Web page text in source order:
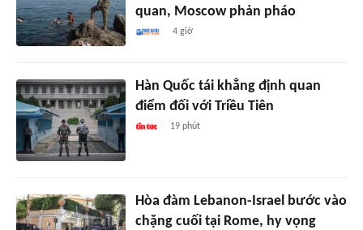
quan, Moscow phản pháo
4 giờ
Hàn Quốc tái khẳng định quan
điểm đối với Triều Tiên
19 phút
Hòa đàm Lebanon-Israel bước vào
chặng cuối tại Rome, hy vọng